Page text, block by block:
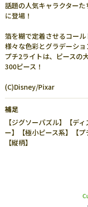
話題の人気キャラクター
に登場！
箔を糊で定着させるコー
様々な色彩とグラデーショ
プチ2ライトは、ピースの
300ピース！
(C)Disney/Pixar
補足
【ジグソーパズル】【デ
ー】【極小ピース系】【
【縦柄】